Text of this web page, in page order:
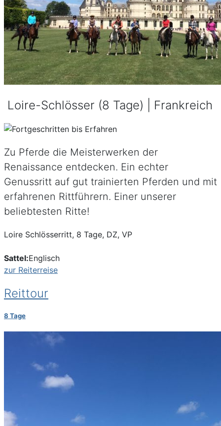
Loire-Schlösser (8 Tage) | Frankreich
Zu Pferde die Meisterwerken der
Renaissance entdecken. Ein echter
Genussritt auf gut trainierten Pferden und mit
erfahrenen Rittführern. Einer unserer
beliebtesten Ritte!
Loire Schlösserritt, 8 Tage, DZ, VP
Sattel:Englisch
zur Reiterreise
Reittour
8 Tage